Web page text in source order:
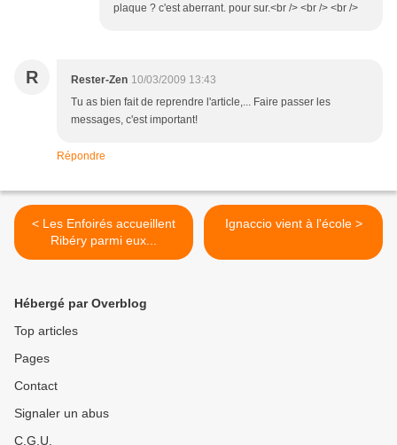
plaque ? c'est aberrant. pour sur.<br /> <br /> <br />
R Rester-Zen 10/03/2009 13:43
Tu as bien fait de reprendre l'article,... Faire passer les
messages, c'est important!
Répondre
< Les Enfoirés accueillent
Ribéry parmi eux...
Ignaccio vient à l'école >
Hébergé par Overblog
Top articles
Pages
Contact
Signaler un abus
C.G.U.